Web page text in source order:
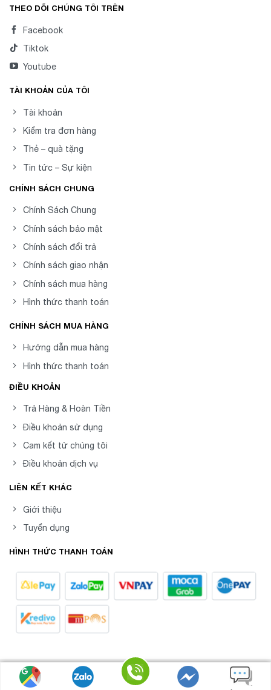
THEO DÕI CHÚNG TÔI TRÊN
Facebook
Tiktok
Youtube
TÀI KHOẢN CỦA TÔI
Tài khoản
Kiểm tra đơn hàng
Thẻ – quà tặng
Tin tức – Sự kiện
CHÍNH SÁCH CHUNG
Chính Sách Chung
Chính sách bảo mật
Chính sách đổi trả
Chính sách giao nhận
Chính sách mua hàng
Hình thức thanh toán
CHÍNH SÁCH MUA HÀNG
Hướng dẫn mua hàng
Hình thức thanh toán
ĐIỀU KHOẢN
Trả Hàng & Hoàn Tiền
Điều khoản sử dụng
Cam kết từ chúng tôi
Điều khoản dịch vụ
LIÊN KẾT KHÁC
Giới thiệu
Tuyển dụng
HÌNH THỨC THANH TOÁN
Copyright 2026 © 8posvn -
Phần mềm Quản Lý Bán Hàng Chuyên
Nghiệp